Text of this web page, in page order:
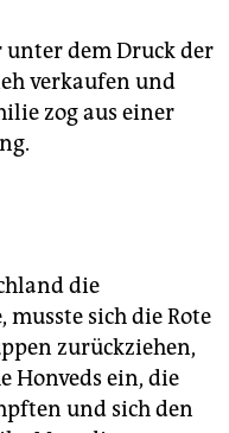
unter dem Druck der
verkaufen und
zog aus einer
die
sich die Rote
zurückziehen,
Honveds ein, die
und sich den